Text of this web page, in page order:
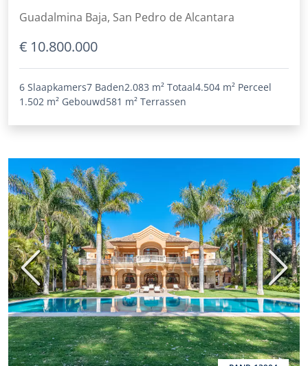
Guadalmina Baja, San Pedro de Alcantara
€ 10.800.000
6 Slaapkamers7 Baden2.083 m² Totaal4.504 m² Perceel
1.502 m² Gebouwd581 m² Terrassen
Vorige